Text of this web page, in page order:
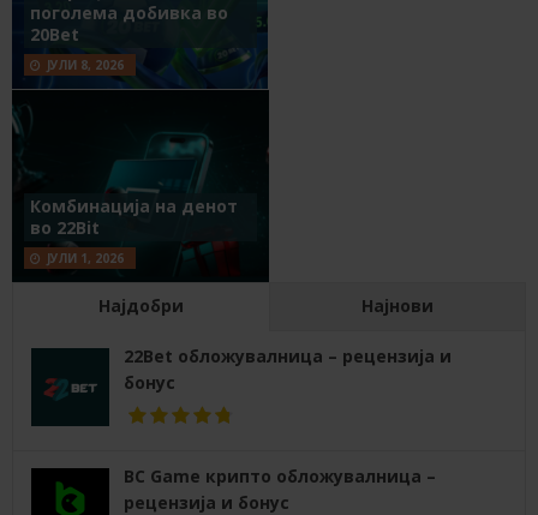
поголема добивка во
20Bet
ЈУЛИ 8, 2026
Комбинација на денот
во 22Bit
ЈУЛИ 1, 2026
Најдобри Најнови
22Bet обложувалница – рецензија и
бонус
BC Game крипто обложувалница –
рецензија и бонус